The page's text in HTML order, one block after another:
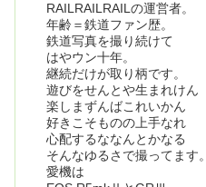
RAILRAILRAILの運営者。
年齢＝鉄道ファン歴。
鉄道写真を撮り続けて
はやウン十年。
継続だけが取り柄です。
遊びをせんとや生まれけん
楽しまずんばこれいかん
好きこそものの上手なれ
心配するななんとかなる
そんなゆるさで撮ってます。
愛機は